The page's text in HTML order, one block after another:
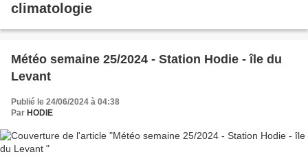
climatologie
Météo semaine 25/2024 - Station Hodie - île du
Levant
Publié le 24/06/2024 à 04:38
Par HODIE